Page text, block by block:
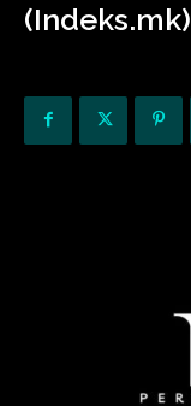
(Indeks.mk)